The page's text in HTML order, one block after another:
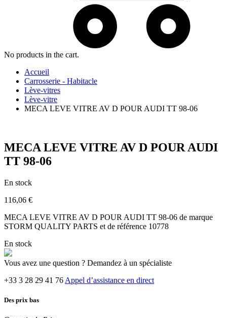
No products in the cart.
Accueil
Carrosserie - Habitacle
Lève-vitres
Lève-vitre
MECA LEVE VITRE AV D POUR AUDI TT 98-06
MECA LEVE VITRE AV D POUR AUDI
TT 98-06
En stock
116,06 €
MECA LEVE VITRE AV D POUR AUDI TT 98-06 de marque
STORM QUALITY PARTS et de référence 10778
En stock
Vous avez une question ? Demandez à un spécialiste
+33 3 28 29 41 76 Appel d’assistance en direct
Des prix bas